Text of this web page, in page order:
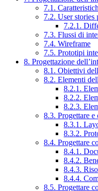
7.1.
7.2. User stories
7.2.1.
7.3. Flussi di
7.4. Wireframe
7.5. Prototipi
8. Progettazione
8.1. Obiettivi
8.2. Elementi
8.2.1.
8.2.2.
8.2.3.
8.3. Progettare e
8.3.1.
8.3.2.
8.4. Progettare
8.4.1.
8.4.2.
8.4.3.
8.4.4.
8.5. Progettare